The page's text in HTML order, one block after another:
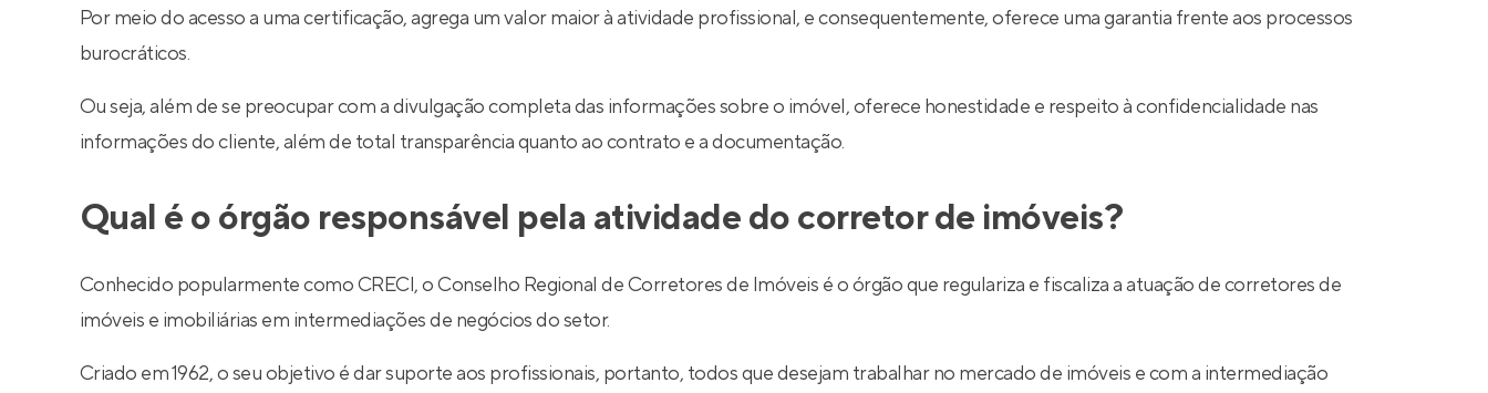
Por meio do acesso a uma certificação, agrega um valor maior à atividade profissional, e consequentemente, oferece uma garantia frente aos processos
burocráticos.
Ou seja, além de se preocupar com a divulgação completa das informações sobre o imóvel, oferece honestidade e respeito à confidencialidade nas
informações do cliente, além de total transparência quanto ao contrato e a documentação.
Qual é o órgão responsável pela atividade do corretor de imóveis?
Conhecido popularmente como CRECI, o Conselho Regional de Corretores de Imóveis é o órgão que regulariza e fiscaliza a atuação de corretores de
imóveis e imobiliárias em intermediações de negócios do setor.
Criado em 1962, o seu objetivo é dar suporte aos profissionais, portanto, todos que desejam trabalhar no mercado de imóveis e com a intermediação